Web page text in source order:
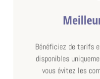
Bénéficiez de tarifs
disponibles
vous évitez les